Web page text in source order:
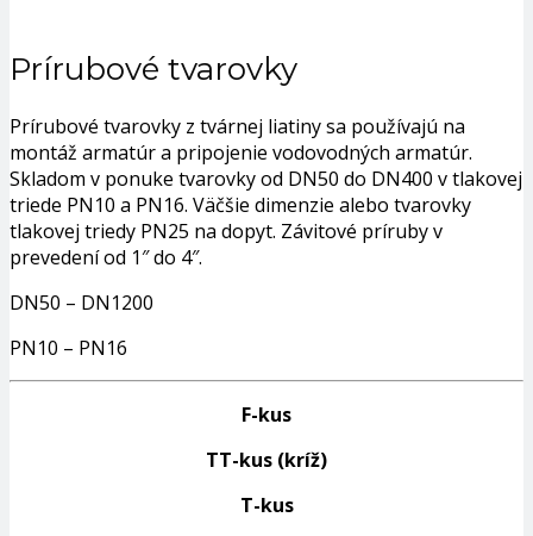
Prírubové tvarovky
Prírubové tvarovky z tvárnej liatiny sa používajú na
montáž armatúr a pripojenie vodovodných armatúr.
Skladom v ponuke tvarovky od DN50 do DN400 v tlakovej
triede PN10 a PN16. Väčšie dimenzie alebo tvarovky
tlakovej triedy PN25 na dopyt. Závitové príruby v
prevedení od 1″ do 4″.
DN50 – DN1200
PN10 – PN16
F-kus
TT-kus (kríž)
T-kus